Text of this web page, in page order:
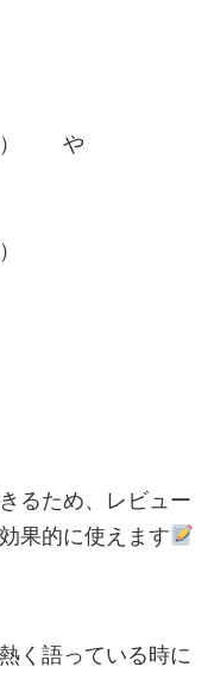
高） や
るため、レビュー
果的に使えます
く語っている時に